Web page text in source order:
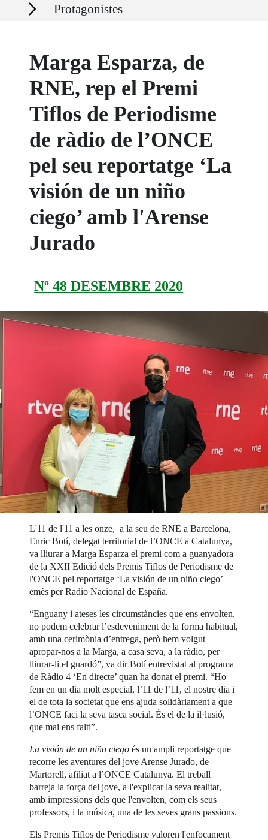
Secciones Protagonistes
Marga Esparza, de
RNE, rep el Premi
Tiflos de Periodisme
de ràdio de l’ONCE
pel seu reportatge ‘La
visión de un niño
ciego’ amb l'Arense
Jurado
Nº 48 DESEMBRE 2020
L'11 de l'11 a les onze, a la seu de RNE a Barcelona,
Enric Botí, delegat territorial de l’ONCE a Catalunya,
va lliurar a Marga Esparza el premi com a guanyadora
de la XXII Edició dels Premis Tiflos de Periodisme de
l'ONCE pel reportatge ‘La visión de un niño ciego’
emès per Radio Nacional de España.
“Enguany i ateses les circumstàncies que ens envolten,
no podem celebrar l’esdeveniment de la forma habitual,
amb una cerimònia d’entrega, però hem volgut
apropar-nos a la Marga, a casa seva, a la ràdio, per
lliurar-li el guardó”, va dir Botí entrevistat al programa
de Ràdio 4 ‘En directe’ quan ha donat el premi. “Ho
fem en un dia molt especial, l’11 de l’11, el nostre dia i
el de tota la societat que ens ajuda solidàriament a que
l’ONCE faci la seva tasca social. És el de la il·lusió,
que mai ens falti”.
La visión de un niño ciego és un ampli reportatge que
recorre les aventures del jove Arense Jurado, de
Martorell, afiliat a l’ONCE Catalunya. El treball
barreja la força del jove, a l'explicar la seva realitat,
amb impressions dels que l'envolten, com els seus
professors, i la música, una de les seves grans passions.
Els Premis Tiflos de Periodisme valoren l'enfocament